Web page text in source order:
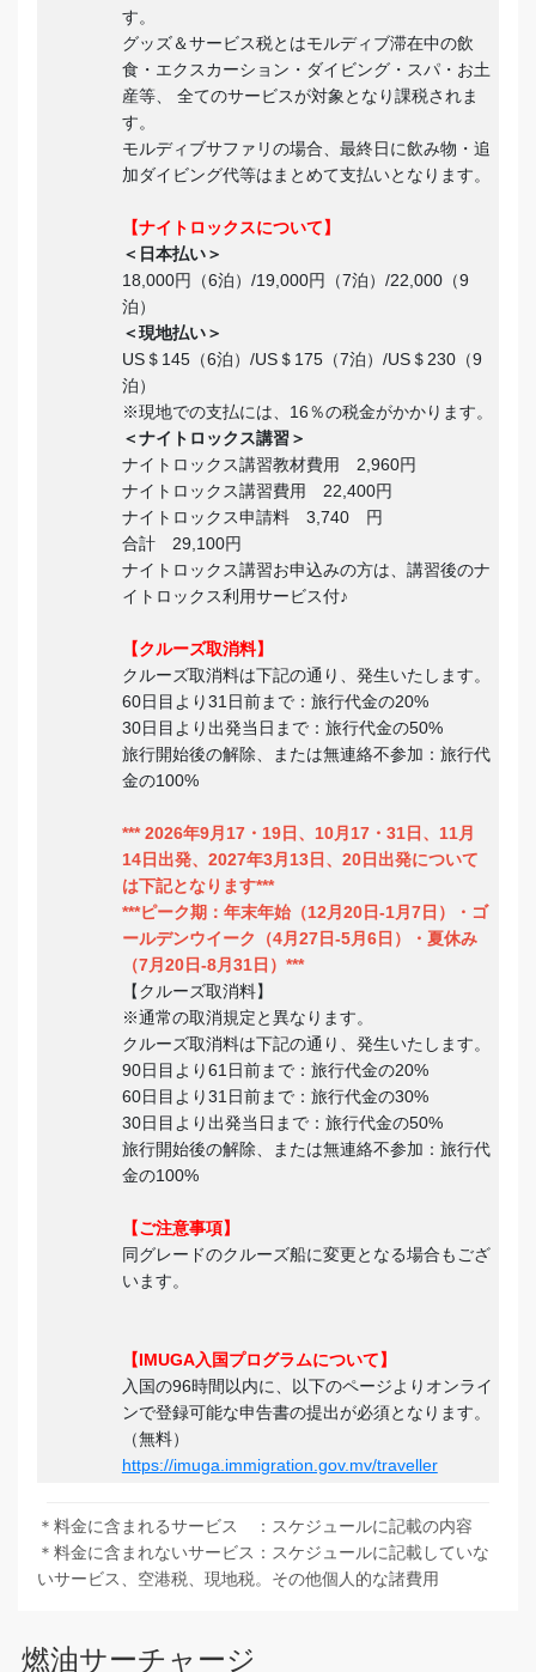
す。
グッズ＆サービス税とはモルディブ滞在中の飲
食・エクスカーション・ダイビング・スパ・お土
産等、 全てのサービスが対象となり課税されま
す。
モルディブサファリの場合、最終日に飲み物・追
加ダイビング代等はまとめて支払いとなります。
【ナイトロックスについて】
＜日本払い＞
18,000円（6泊）/19,000円（7泊）/22,000（9
泊）
＜現地払い＞
US＄145（6泊）/US＄175（7泊）/US＄230（9
泊）
※現地での支払には、16％の税金がかかります。
＜ナイトロックス講習＞
ナイトロックス講習教材費用 2,960円
ナイトロックス講習費用 22,400円
ナイトロックス申請料 3,740 円
合計 29,100円
ナイトロックス講習お申込みの方は、講習後のナ
イトロックス利用サービス付♪
【クルーズ取消料】
クルーズ取消料は下記の通り、発生いたします。
60日目より31日前まで：旅行代金の20%
30日目より出発当日まで：旅行代金の50%
旅行開始後の解除、または無連絡不参加：旅行代
金の100%
*** 2026年9月17・19日、10月17・31日、11月
14日出発、2027年3月13日、20日出発について
は下記となります***
***ピーク期：年末年始（12月20日-1月7日）・ゴ
ールデンウイーク（4月27日-5月6日）・夏休み
（7月20日-8月31日）***
【クルーズ取消料】
※通常の取消規定と異なります。
クルーズ取消料は下記の通り、発生いたします。
90日目より61日前まで：旅行代金の20%
60日目より31日前まで：旅行代金の30%
30日目より出発当日まで：旅行代金の50%
旅行開始後の解除、または無連絡不参加：旅行代
金の100%
【ご注意事項】
同グレードのクルーズ船に変更となる場合もござ
います。
【IMUGA入国プログラムについて】
入国の96時間以内に、以下のページよりオンライ
ンで登録可能な申告書の提出が必須となります。
（無料）
https://imuga.immigration.gov.mv/traveller
＊料金に含まれるサービス ：スケジュールに記載の内容
＊料金に含まれないサービス：スケジュールに記載していな
いサービス、空港税、現地税。その他個人的な諸費用
燃油サーチャージ